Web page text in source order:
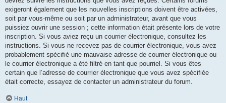
exigeront également que les nouvelles inscriptions doivent être activées,
soit par vous-même ou soit par un administrateur, avant que vous
puissiez ouvrir une session ; cette information était présente lors de votre
inscription. Si vous aviez reçu un courrier électronique, consultez les
instructions. Si vous ne recevez pas de courrier électronique, vous avez
probablement spécifié une mauvaise adresse de courrier électronique ou
le courrier électronique a été filtré en tant que pourriel. Si vous êtes
certain que l’adresse de courrier électronique que vous avez spécifiée
était correcte, essayez de contacter un administrateur du forum.
Haut